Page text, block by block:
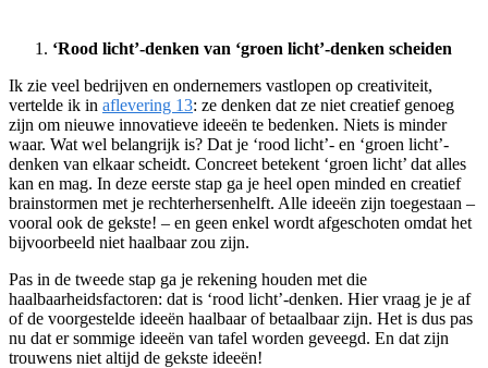
‘Rood licht’-denken van ‘groen licht’-denken scheiden
Ik zie veel bedrijven en ondernemers vastlopen op creativiteit,
vertelde ik in aflevering 13: ze denken dat ze niet creatief genoeg
zijn om nieuwe innovatieve ideeën te bedenken. Niets is minder
waar. Wat wel belangrijk is? Dat je ‘rood licht’- en ‘groen licht’-
denken van elkaar scheidt. Concreet betekent ‘groen licht’ dat alles
kan en mag. In deze eerste stap ga je heel open minded en creatief
brainstormen met je rechterhersenhelft. Alle ideeën zijn toegestaan –
vooral ook de gekste! – en geen enkel wordt afgeschoten omdat het
bijvoorbeeld niet haalbaar zou zijn.
Pas in de tweede stap ga je rekening houden met die
haalbaarheidsfactoren: dat is ‘rood licht’-denken. Hier vraag je je af
of de voorgestelde ideeën haalbaar of betaalbaar zijn. Het is dus pas
nu dat er sommige ideeën van tafel worden geveegd. En dat zijn
trouwens niet altijd de gekste ideeën!